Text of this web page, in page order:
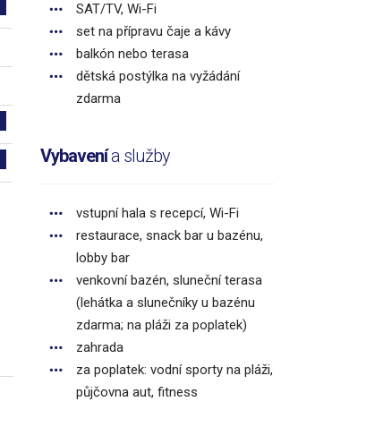
SAT/TV, Wi-Fi
set na přípravu čaje a kávy
balkón nebo terasa
dětská postýlka na vyžádání
zdarma
Vybavenía služby
vstupní hala s recepcí, Wi-Fi
restaurace, snack bar u bazénu,
lobby bar
venkovní bazén, sluneční terasa
(lehátka a slunečníky u bazénu
zdarma; na pláži za poplatek)
zahrada
za poplatek: vodní sporty na pláži,
půjčovna aut, fitness